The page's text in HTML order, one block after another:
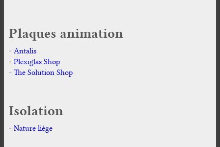
Plaques animation
Antalis
Plexiglas Shop
The Solution Shop
Isolation
Nature liège